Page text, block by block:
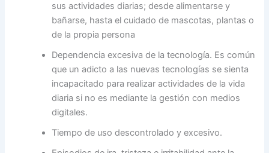
sus actividades diarias; desde alimentarse y
bañarse, hasta el cuidado de mascotas, plantas o
de la propia persona
Dependencia excesiva de la tecnología. Es común
que un adicto a las nuevas tecnologías se sienta
incapacitado para realizar actividades de la vida
diaria si no es mediante la gestión con medios
digitales.
Tiempo de uso descontrolado y excesivo.